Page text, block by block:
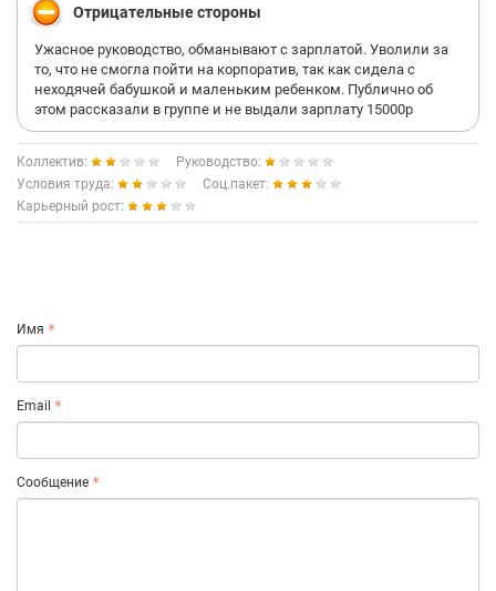
Отрицательные стороны
Ужасное руководство, обманывают с зарплатой. Уволили за
то, что не смогла пойти на корпоратив, так как сидела с
неходячей бабушкой и маленьким ребенком. Публично об
этом рассказали в группе и не выдали зарплату 15000р
Коллектив:
Руководство:
Условия труда:
Соц.пакет:
Карьерный рост:
Имя
Email
Сообщение